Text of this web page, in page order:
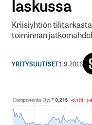
laskussa
Kriisiyhtiön
toiminnan
YRITYSUUTISET1.9.2016